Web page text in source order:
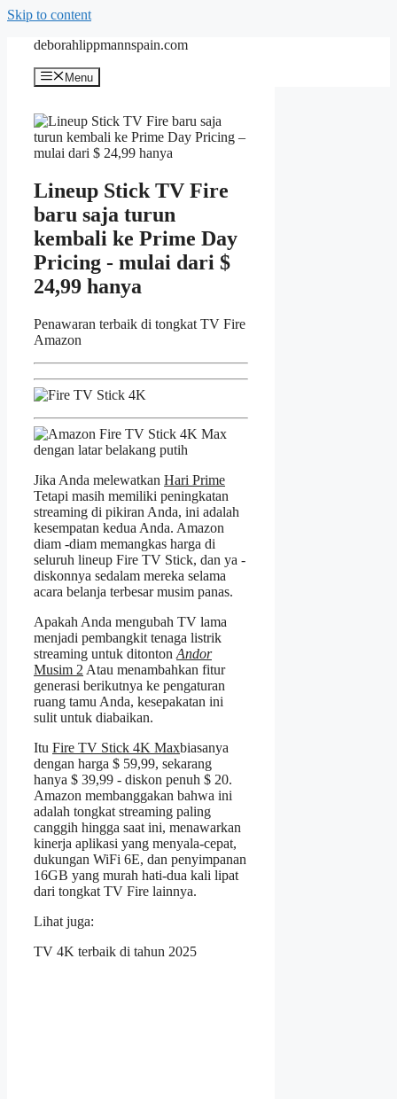
Skip to content
deborahlippmannspain.com
Menu
Lineup Stick TV Fire
baru saja turun
kembali ke Prime Day
Pricing - mulai dari $
24,99 hanya
Penawaran terbaik di tongkat TV Fire
Amazon
Jika Anda melewatkan Hari Prime
Tetapi masih memiliki peningkatan
streaming di pikiran Anda, ini adalah
kesempatan kedua Anda. Amazon
diam -diam memangkas harga di
seluruh lineup Fire TV Stick, dan ya -
diskonnya sedalam mereka selama
acara belanja terbesar musim panas.
Apakah Anda mengubah TV lama
menjadi pembangkit tenaga listrik
streaming untuk ditonton Andor
Musim 2 Atau menambahkan fitur
generasi berikutnya ke pengaturan
ruang tamu Anda, kesepakatan ini
sulit untuk diabaikan.
Itu Fire TV Stick 4K Maxbiasanya
dengan harga $ 59,99, sekarang
hanya $ 39,99 - diskon penuh $ 20.
Amazon membanggakan bahwa ini
adalah tongkat streaming paling
canggih hingga saat ini, menawarkan
kinerja aplikasi yang menyala-cepat,
dukungan WiFi 6E, dan penyimpanan
16GB yang murah hati-dua kali lipat
dari tongkat TV Fire lainnya.
Lihat juga:
TV 4K terbaik di tahun 2025